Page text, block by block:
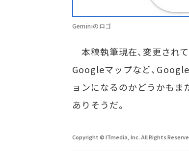
Geminiのロゴ
本稿執筆現在、変更され
Googleマップなど、
ョンになるのかどうかもま
ありそうだ。
Copyright © ITmedia, Inc. All Rights